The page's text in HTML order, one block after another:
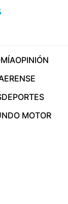
OPINIÓN
DEPORTES
MOTOR